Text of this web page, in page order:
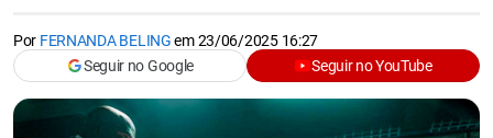
Por FERNANDA BELINGem23/06/2025 16:27
Seguir no Google
Seguir no YouTube